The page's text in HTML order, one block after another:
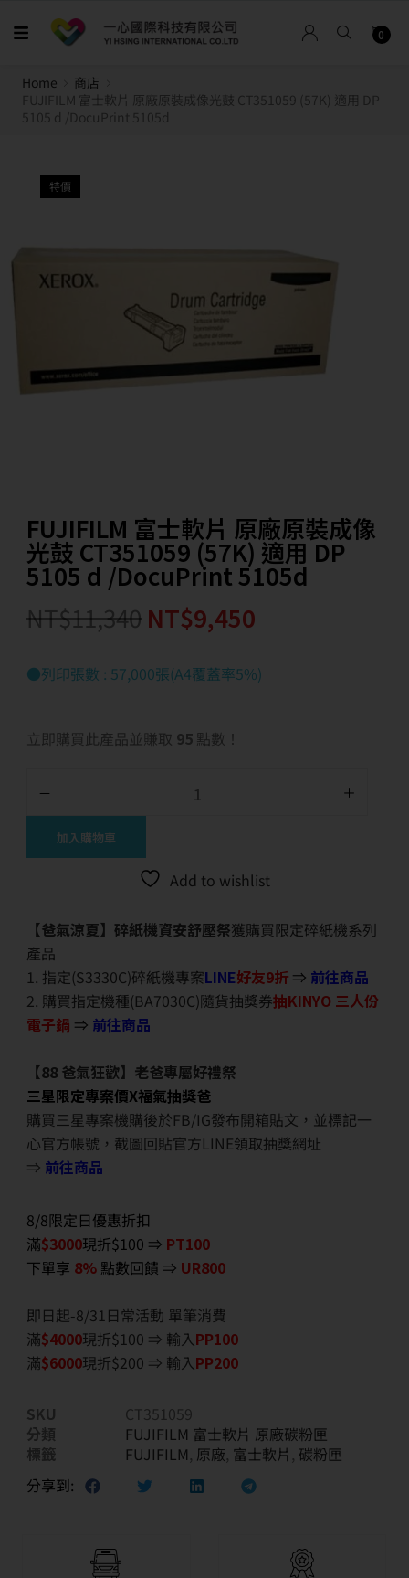
0
Home
商店
FUJIFILM 富士軟片 原廠原裝成像光鼓 CT351059 (57K) 適用 DP
5105 d /DocuPrint 5105d
特價
FUJIFILM 富士軟片 原廠原裝成像
光鼓 CT351059 (57K) 適用 DP
5105 d /DocuPrint 5105d
NT$11,340 NT$9,450
●列印張數 : 57,000張(A4覆蓋率5%)
立即購買此產品並賺取 95 點數！
加入購物車
Add to wishlist
【爸氣涼夏】碎紙機資安舒壓祭獲購買限定碎紙機系列
產品
1. 指定(S3330C)碎紙機專案LINE好友9折 ⇒ 前往商品
2. 購買指定機種(BA7030C)隨貨抽獎券抽KINYO 三人份
電子鍋 ⇒ 前往商品
【88 爸氣狂歡】老爸專屬好禮祭
三星限定專案價X福氣抽獎爸
購買三星專案機購後於FB/IG發布開箱貼文，並標記一
心官方帳號，截圖回貼官方LINE領取抽獎網址
⇒ 前往商品
8/8限定日優惠折扣
滿$3000現折$100 ⇒ PT100
下單享 8% 點數回饋 ⇒ UR800
即日起-8/31日常活動 單筆消費
滿$4000現折$100 ⇒ 輸入PP100
滿$6000現折$200 ⇒ 輸入PP200
SKU
CT351059
分類
FUJIFILM 富士軟片 原廠碳粉匣
標籤
FUJIFILM, 原廠, 富士軟片 , 碳粉匣
分享到: